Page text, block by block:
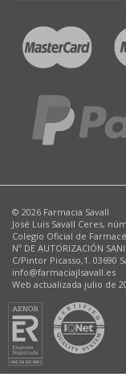
© 2026 Farmacia Savall
José Luis Savall Ceres,
Colegio Oficial de
Nº DE AUTORIZACIÓN
C/Pintor Picasso,1. 03690
info@farmaciajlsavall.es
Web actualizada julio de